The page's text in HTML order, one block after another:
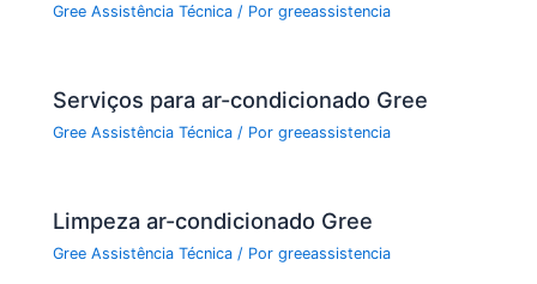
Gree Assistência Técnica / Porgreeassistencia
Serviços para ar-condicionado Gree
Gree Assistência Técnica / Porgreeassistencia
Limpeza ar-condicionado Gree
Gree Assistência Técnica / Porgreeassistencia